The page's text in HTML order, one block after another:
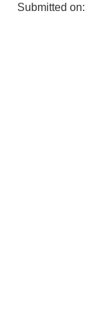
Submitted on: